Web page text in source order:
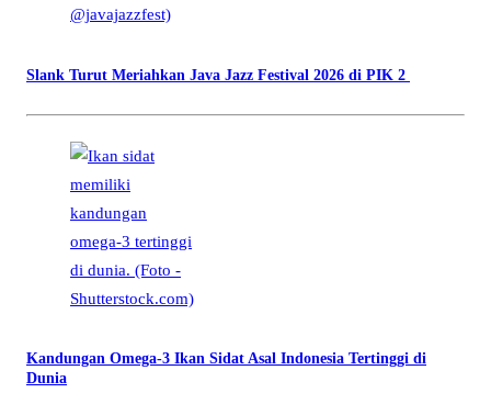
Slank Turut Meriahkan Java Jazz Festival 2026 di PIK 2
Kandungan Omega-3 Ikan Sidat Asal Indonesia Tertinggi di
Dunia